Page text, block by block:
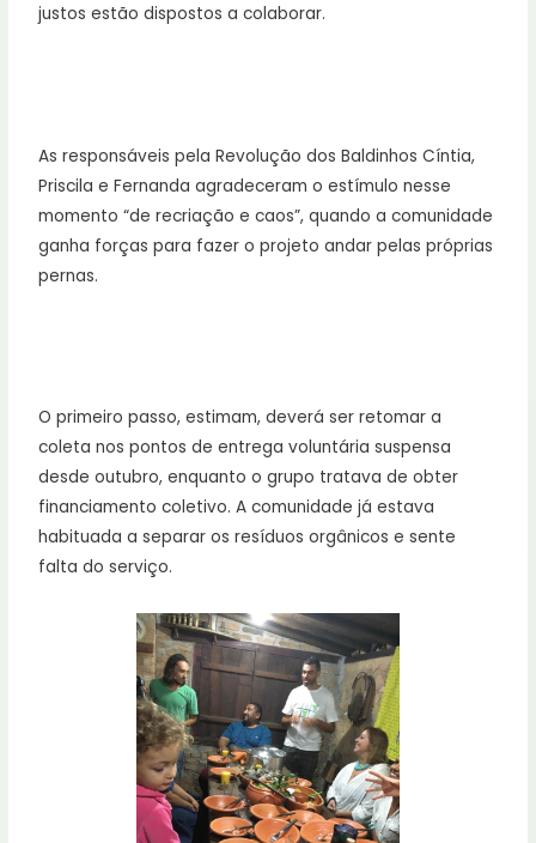
justos estão dispostos a colaborar.
As responsáveis pela Revolução dos Baldinhos Cíntia,
Priscila e Fernanda agradeceram o estímulo nesse
momento “de recriação e caos”, quando a comunidade
ganha forças para fazer o projeto andar pelas próprias
pernas.
O primeiro passo, estimam, deverá ser retomar a
coleta nos pontos de entrega voluntária suspensa
desde outubro, enquanto o grupo tratava de obter
financiamento coletivo. A comunidade já estava
habituada a separar os resíduos orgânicos e sente
falta do serviço.